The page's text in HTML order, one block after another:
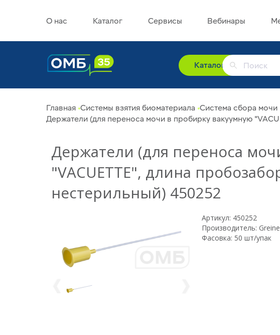
О нас Каталог Сервисы Вебинары
Каталог
Главная Системы взятия биоматериала Система сбора мочи
Держатели (для переноса мочи в пробирку вакуумную
Держатели (для переноса
"VACUETTE", длина
нестерильный) 450252
Артикул: 450252
Производитель:
Фасовка: 50 шт/упак